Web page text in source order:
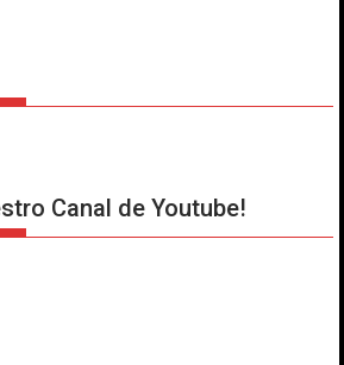
Canal de Youtube!